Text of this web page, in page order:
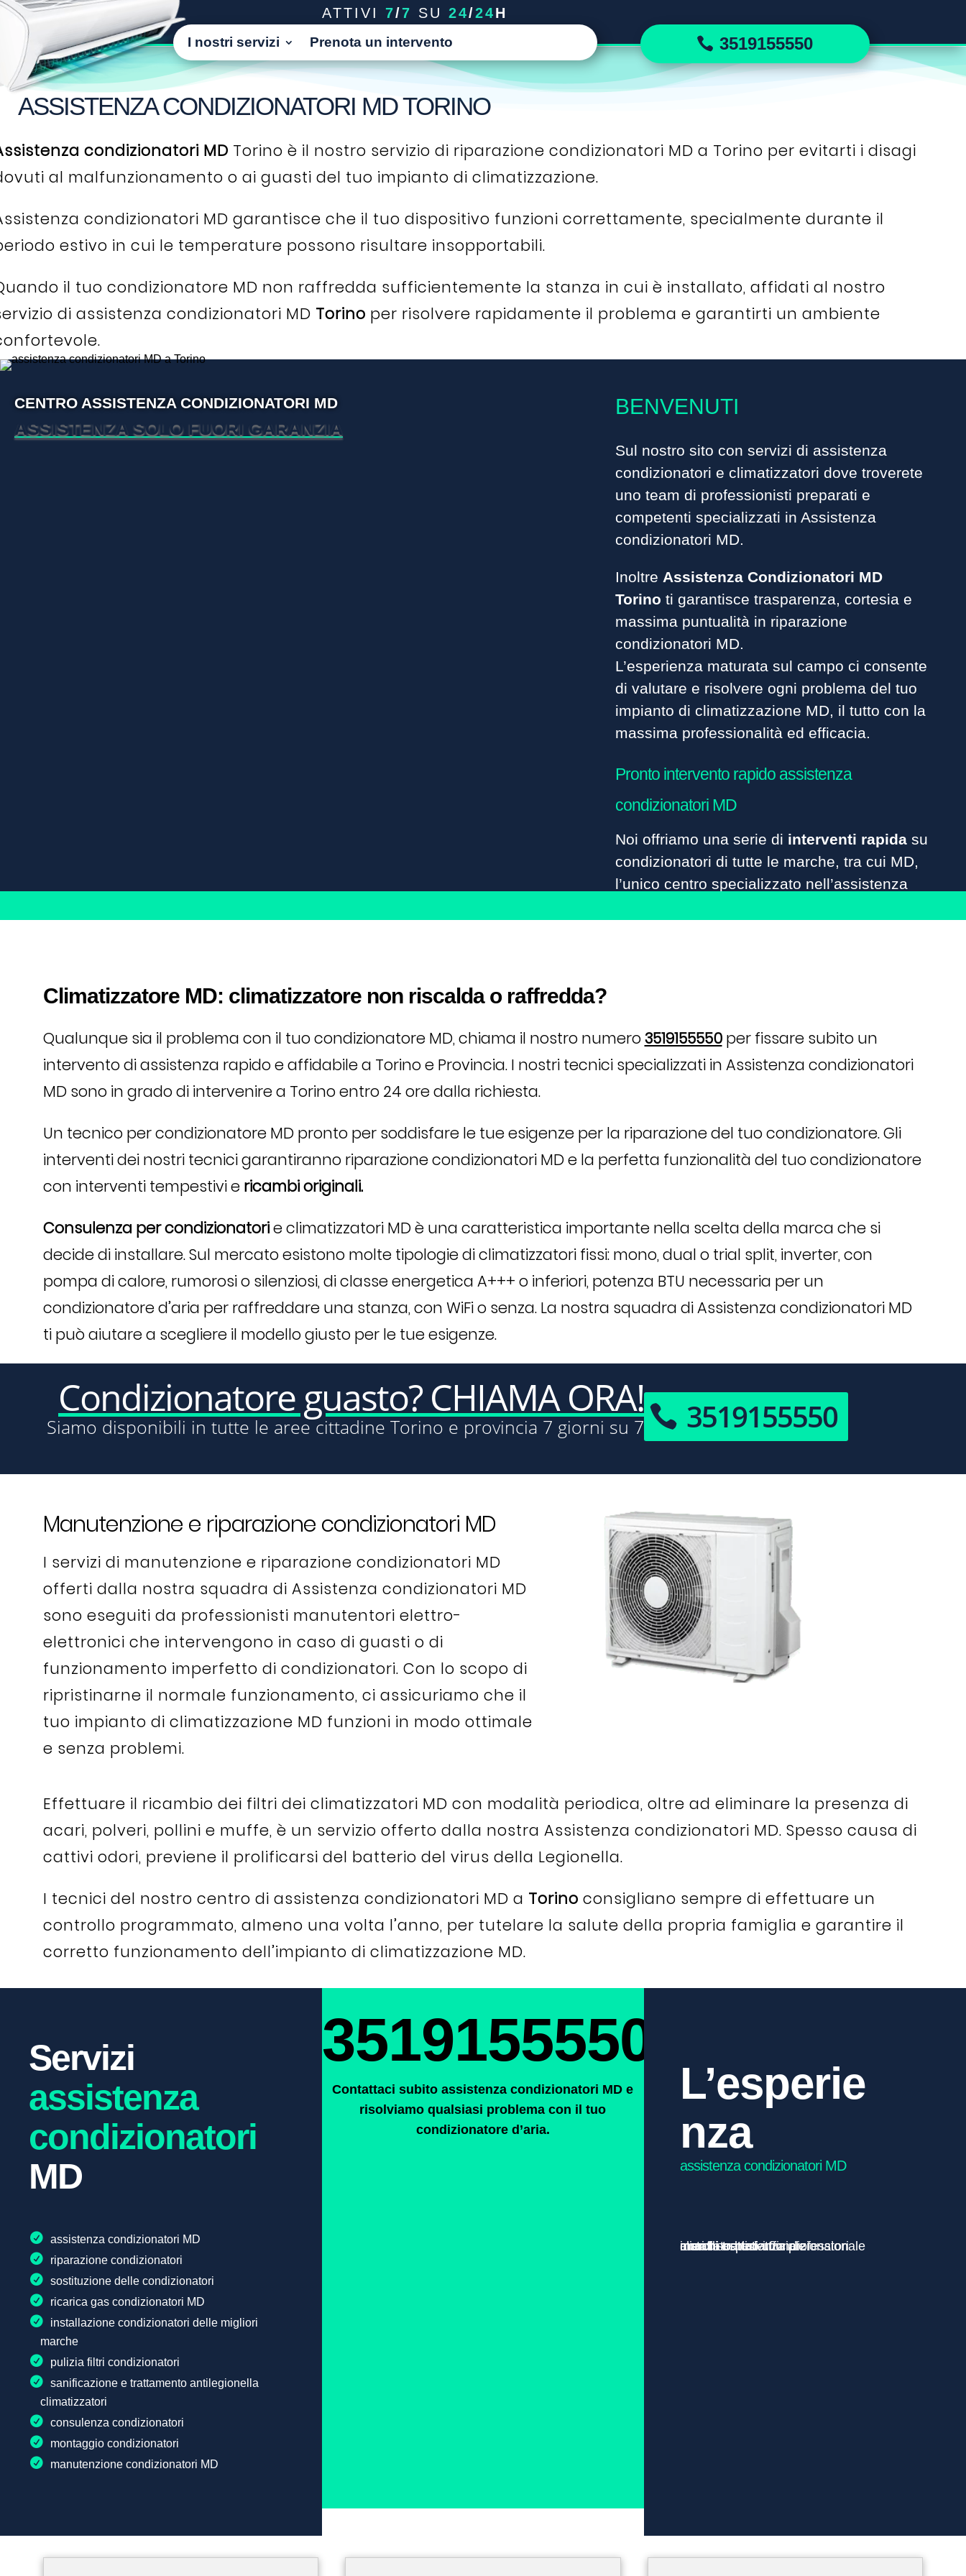
ATTIVI 7/7 SU 24/24H
I nostri servizi Prenota un intervento 3519155550
ASSISTENZA CONDIZIONATORI MD TORINO
condizionatori MD Torino è il nostro servizio di riparazione condizionatori MD a Torino per evitarti i disagi
al malfunzionamento o ai guasti del tuo impianto di climatizzazione.
condizionatori MD garantisce che il tuo dispositivo funzioni correttamente, specialmente durante il
estivo in cui le temperature possono risultare insopportabili.
il tuo condizionatore MD non raffredda sufficientemente la stanza in cui è installato, affidati al nostro
di assistenza condizionatori MD Torino per risolvere rapidamente il problema e garantirti un ambiente
CENTRO ASSISTENZA CONDIZIONATORI MD
ASSISTENZA SOLO FUORI GARANZIA
BENVENUTI
Sul nostro sito con servizi di assistenza
condizionatori e climatizzatori dove troverete
uno team di professionisti preparati e
competenti specializzati in Assistenza
condizionatori MD.
Inoltre Assistenza Condizionatori MD
Torino ti garantisce trasparenza, cortesia e
massima puntualità in riparazione
condizionatori MD.
L’esperienza maturata sul campo ci consente
di valutare e risolvere ogni problema del tuo
impianto di climatizzazione MD, il tutto con la
massima professionalità ed efficacia.
Pronto intervento rapido assistenza
condizionatori MD
Noi offriamo una serie di interventi rapida su
condizionatori di tutte le marche, tra cui MD,
l’unico centro specializzato nell’assistenza
Climatizzatore MD: climatizzatore non riscalda o raffredda?
Qualunque sia il problema con il tuo condizionatore MD, chiama il nostro numero 3519155550 per fissare subito un
intervento di assistenza rapido e affidabile a Torino e Provincia. I nostri tecnici specializzati in Assistenza condizionatori
MD sono in grado di intervenire a Torino entro 24 ore dalla richiesta.
Un tecnico per condizionatore MD pronto per soddisfare le tue esigenze per la riparazione del tuo condizionatore. Gli
interventi dei nostri tecnici garantiranno riparazione condizionatori MD e la perfetta funzionalità del tuo condizionatore
con interventi tempestivi ericambi originali.
Consulenza per condizionatorie climatizzatori MD è una caratteristica importante nella scelta della marca che si
decide di installare. Sul mercato esistono molte tipologie di climatizzatori fissi: mono, dual o trial split, inverter, con
pompa di calore, rumorosi o silenziosi, di classe energetica A+++ o inferiori, potenza BTU necessaria per un
condizionatore d’aria per raffreddare una stanza, con WiFi o senza. La nostra squadra di Assistenza condizionatori MD
ti può aiutare a scegliere il modello giusto per le tue esigenze.
Condizionatore guasto? CHIAMA ORA!
Siamo disponibili in tutte le aree cittadine Torino e provincia 7 giorni su 7 3519155550
Manutenzione e riparazione condizionatori MD
I servizi di manutenzione e riparazione condizionatori MD
offerti dalla nostra squadra di Assistenza condizionatori MD
sono eseguiti da professionisti manutentori elettro-
elettronici che intervengono in caso di guasti o di
funzionamento imperfetto di condizionatori. Con lo scopo di
ripristinarne il normale funzionamento, ci assicuriamo che il
tuo impianto di climatizzazione MD funzioni in modo ottimale
e senza problemi.
Effettuare il ricambio dei filtri dei climatizzatori MD con modalità periodica, oltre ad eliminare la presenza di
acari, polveri, pollini e muffe, è un servizio offerto dalla nostra Assistenza condizionatori MD. Spesso causa di
cattivi odori, previene il prolificarsi del batterio del virus della Legionella.
I tecnici del nostro centro di assistenza condizionatori MD a Torino consigliano sempre di effettuare un
controllo programmato, almeno una volta l’anno, per tutelare la salute della propria famiglia e garantire il
corretto funzionamento dell’impianto di climatizzazione MD.
Servizi
assistenza
condizionatori
MD
assistenza condizionatori MD
riparazione condizionatori
sostituzione delle condizionatori
ricarica gas condizionatori MD
installazione condizionatori delle migliori
marche
pulizia filtri condizionatori
sanificazione e trattamento antilegionella
climatizzatori
consulenza condizionatori
montaggio condizionatori
manutenzione condizionatori MD
3519155550
Contattaci subito assistenza condizionatori MD e
risolviamo qualsiasi problema con il tuo
condizionatore d’aria.
L’esperie
nza
assistenza condizionatori MD